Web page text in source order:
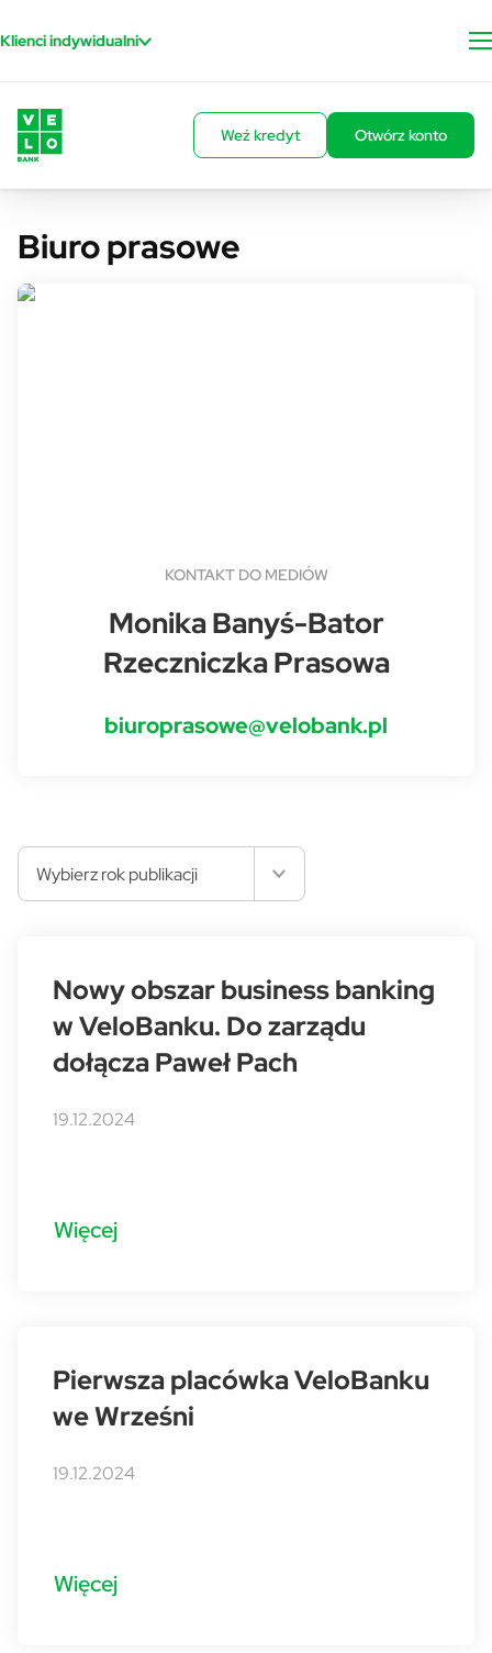
Klienci indywidualni
Weź kredyt Otwórz konto
Biuro prasowe
Rzecznik prasowy
KONTAKT DO MEDIÓW
Monika Banyś-Bator
Rzeczniczka Prasowa
biuroprasowe@velobank.pl
Wybierz rok publikacji
Nowy obszar business banking
w VeloBanku. Do zarządu
dołącza Paweł Pach
19.12.2024
Więcej
Pierwsza placówka VeloBanku
we Wrześni
19.12.2024
Więcej